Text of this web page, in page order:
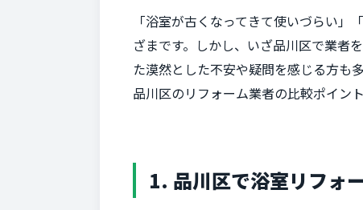
「浴室が古くなってきて使いづらい
ざまです。しかし、いざ品川区で業者
た漠然とした不安や疑問を感じる方も
品川区のリフォーム業者の比較ポイン
1. 品川区で浴室リフォ